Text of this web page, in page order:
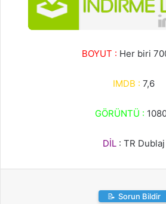
BOYUT : Her biri
IMDB : 7,6
GÖRÜNTÜ :
DİL : TR Dublaj
📝 Sorun Bildir